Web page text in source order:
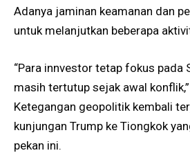
Adanya jaminan keamanan dan
untuk melanjutkan beberapa
“Para innvestor tetap fokus pada
masih tertutup sejak awal
Ketegangan geopolitik kembali
kunjungan Trump ke Tiongkok
pekan ini.